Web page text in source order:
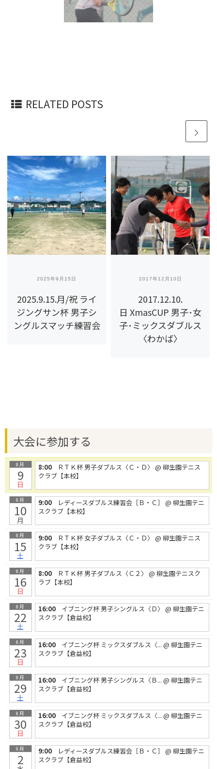
RELATED POSTS
2025年9月15日
2025.9.15.月/祝 ライ
ジングサン杯 男子シ
ングルスマッチ練習会
2017年12月10日
2017.12.10.
日 XmasCUP 男子･女
子･ミックスダブルス
〈わかば〉
大会に参加する
8月
9
日
8:00 ＲＴＫ杯 男子ダブルス〈Ｃ・Ｄ〉 @ 柳生園テニス
クラブ【本校】
8月
10
月
9:00 レディースダブルス練習会［Ｂ・Ｃ］ @ 柳生園テニ
スクラブ【本校】
8月
15
土
9:00 ＲＴＫ杯 女子ダブルス〈Ｃ・Ｄ〉 @ 柳生園テニス
クラブ【本校】
8月
16
日
8:00 ＲＴＫ杯 男子ダブルス〈Ｃ２〉 @ 柳生園テニスク
ラブ【本校】
8月
22
土
16:00 イブニング杯 男子シングルス〈Ｄ〉 @ 柳生園テニ
スクラブ【倉益校】
8月
23
日
16:00 イブニング杯 ミックスダブルス〈... @ 柳生園テニ
スクラブ【倉益校】
8月
29
土
16:00 イブニング杯 男子シングルス〈Ｂ... @ 柳生園テニ
スクラブ【倉益校】
8月
30
日
16:00 イブニング杯 ミックスダブルス〈... @ 柳生園テニ
スクラブ【倉益校】
9月
2
9:00 レディースダブルス練習会［Ｂ・Ｃ］ @ 柳生園テニ
スクラブ【倉益校】